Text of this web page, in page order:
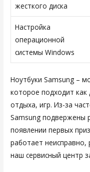
жесткого диска
Настройка
операционной
системы Windows
Ноутбуки Samsung –
которое подходит
отдыха, игр. Из-за
Samsung подвержены
появлении первых
работает неисправно,
наш сервисный центр